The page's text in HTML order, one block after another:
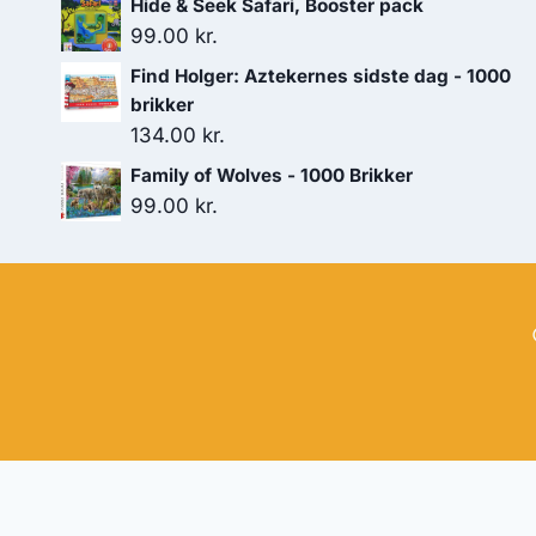
Hide & Seek Safari, Booster pack
99.00 kr.
Find Holger: Aztekernes sidste dag - 1000
brikker
134.00 kr.
Family of Wolves - 1000 Brikker
99.00 kr.